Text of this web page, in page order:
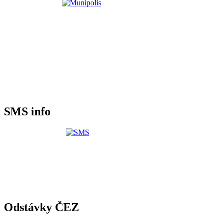
SMS info
Odstávky ČEZ